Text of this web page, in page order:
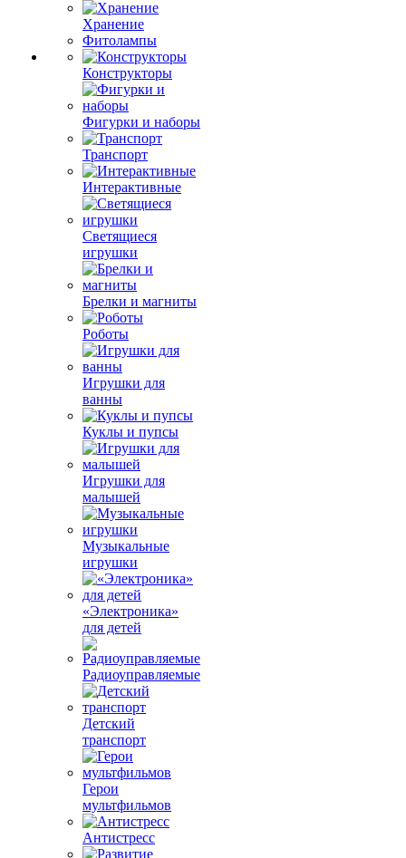
Хранение
Фитолампы
Конструкторы
Фигурки и наборы
Транспорт
Интерактивные
Светящиеся
игрушки
Брелки и магниты
Роботы
Игрушки для
ванны
Куклы и пупсы
Игрушки для
малышей
Музыкальные
игрушки
«Электроника»
для детей
Радиоуправляемые
Детский
транспорт
Герои
мультфильмов
Антистресс